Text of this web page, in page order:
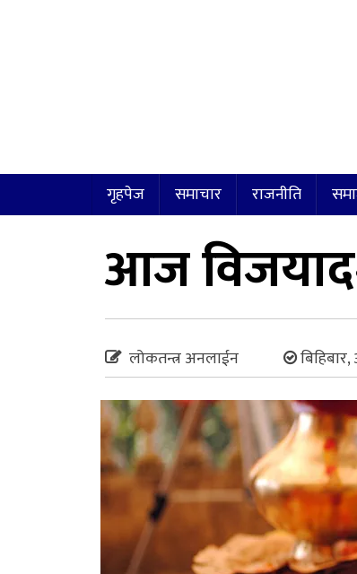
गृहपेज समाचार राजनीति
आज
लोकतन्त्र अनलाईन